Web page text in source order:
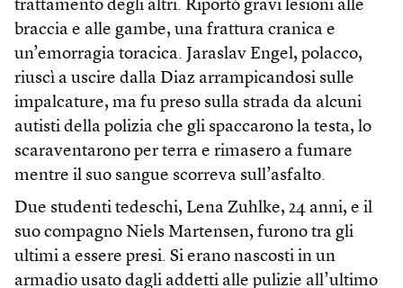
trattamento degli altri. Riportò gravi lesioni alle
braccia e alle gambe, una frattura cranica e
un’emorragia toracica. Jaraslav Engel, polacco,
riuscì a uscire dalla Diaz arrampicandosi sulle
impalcature, ma fu preso sulla strada da alcuni
autisti della polizia che gli spaccarono la testa, lo
scaraventarono per terra e rimasero a fumare
mentre il suo sangue scorreva sull’asfalto.
Due studenti tedeschi, Lena Zuhlke, 24 anni, e il
suo compagno Niels Martensen, furono tra gli
ultimi a essere presi. Si erano nascosti in un
armadio usato dagli addetti alle pulizie all’ultimo